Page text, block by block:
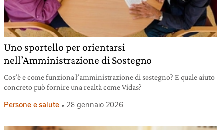
Uno sportello per orientarsi
nell’Amministrazione di Sostegno
Cos’è e come funziona l’amministrazione di sostegno? E quale aiuto
concreto può fornire una realtà come Vidas?
Persone e salute 28 gennaio 2026